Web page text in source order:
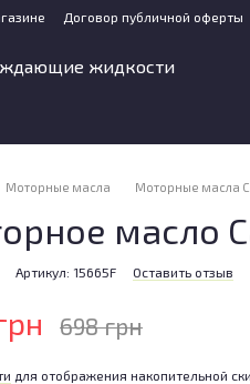
Договор публичной оферты
жидкости
Моторные масла Моторные масла
масло
Артикул: 15665F Оставить отзыв
698 грн
для отображения накопительной